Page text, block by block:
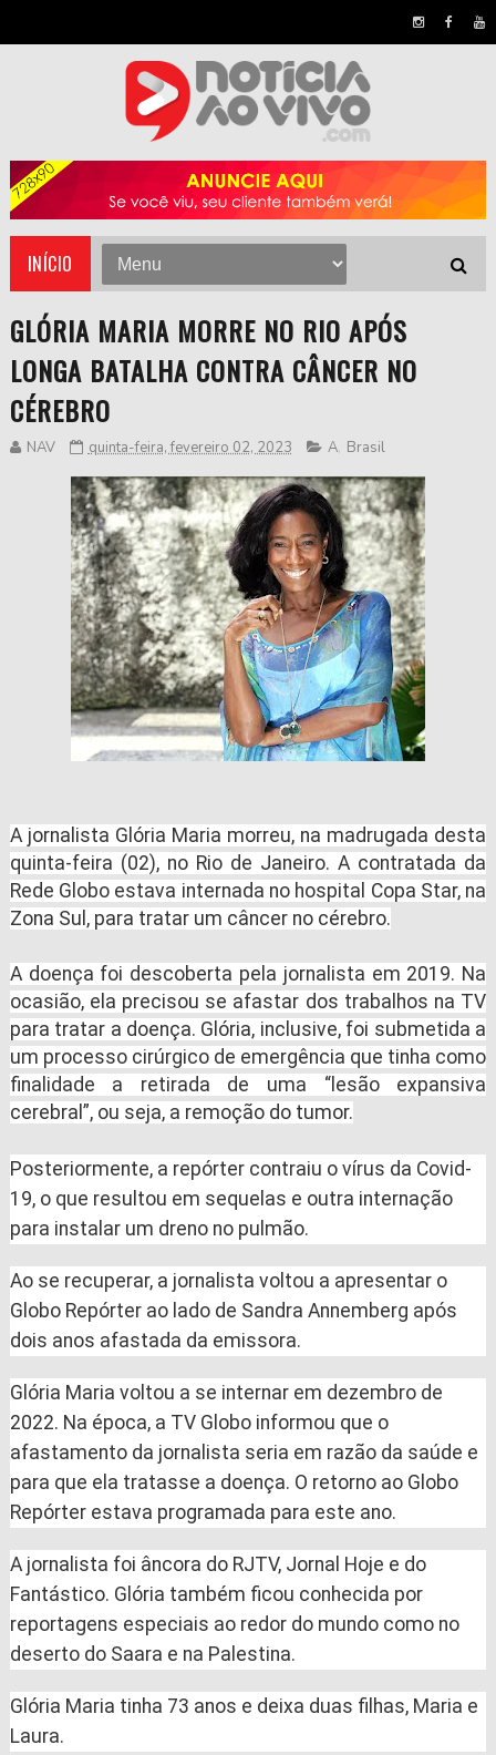
INÍCIO
GLÓRIA MARIA MORRE NO RIO APÓS
LONGA BATALHA CONTRA CÂNCER NO
CÉREBRO
NAV quinta-feira, fevereiro 02, 2023 A, Brasil
A jornalista Glória Maria morreu, na madrugada desta
quinta-feira (02), no Rio de Janeiro. A contratada da
Rede Globo estava internada no hospital Copa Star, na
Zona Sul, para tratar um câncer no cérebro.
A doença foi descoberta pela jornalista em 2019. Na
ocasião, ela precisou se afastar dos trabalhos na TV
para tratar a doença. Glória, inclusive, foi submetida a
um processo cirúrgico de emergência que tinha como
finalidade a retirada de uma “lesão expansiva
cerebral”, ou seja, a remoção do tumor.
Posteriormente, a repórter contraiu o vírus da Covid-
19, o que resultou em sequelas e outra internação
para instalar um dreno no pulmão.
Ao se recuperar, a jornalista voltou a apresentar o
Globo Repórter ao lado de Sandra Annemberg após
dois anos afastada da emissora.
Glória Maria voltou a se internar em dezembro de
2022. Na época, a TV Globo informou que o
afastamento da jornalista seria em razão da saúde e
para que ela tratasse a doença. O retorno ao Globo
Repórter estava programada para este ano.
A jornalista foi âncora do RJTV, Jornal Hoje e do
Fantástico. Glória também ficou conhecida por
reportagens especiais ao redor do mundo como no
deserto do Saara e na Palestina.
Glória Maria tinha 73 anos e deixa duas filhas, Maria e
Laura.